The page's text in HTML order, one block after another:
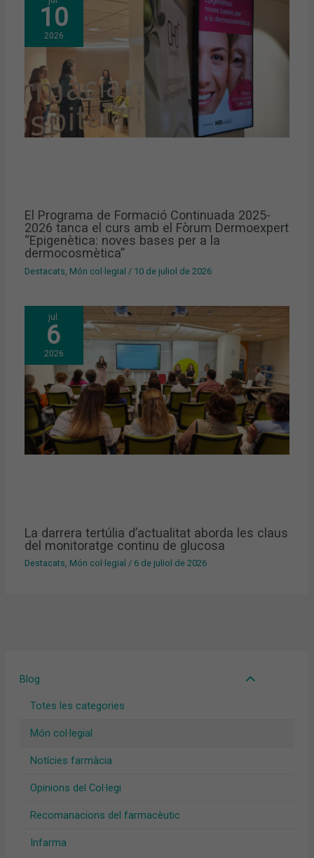
Blog
Totes les categories
Món col·legial
Notícies farmàcia
Opinions del Col·legi
Recomanacions del farmacèutic
Infarma
10
2026
El Programa de Formació Continuada 2025-
2026 tanca el curs amb el Fòrum Dermoexpert
“Epigenètica: noves bases per a la
dermocosmètica”
Destacats Món col·legial / 10 de juliol de 2026
jul.
6
2026
La darrera tertúlia d’actualitat aborda les claus
del monitoratge continu de glucosa
Destacats, Món col·legial / 6 de juliol de 2026